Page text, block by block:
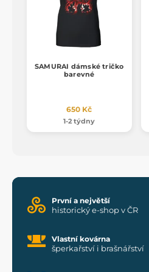
SAMURAI dámské tričko
barevné
650 Kč
1-2 týdny
První a největší
historický e-shop v ČR
Vlastní kovárna
šperkařství i brašnářství